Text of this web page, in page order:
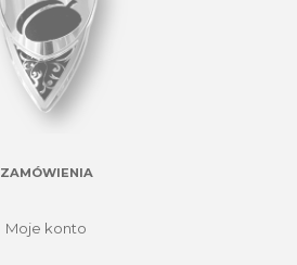
ZAMÓWIENIA
Moje konto